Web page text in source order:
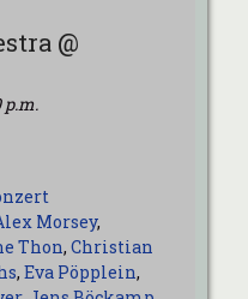
@
p.m.
Morsey,
Thon, Christian
, Eva Pöpplein,